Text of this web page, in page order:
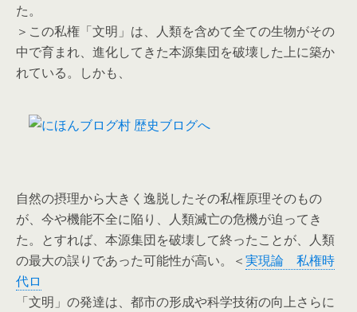
た。
＞この私権「文明」は、人類を含めて全ての生物がその
中で育まれ、進化してきた本源集団を破壊した上に築か
れている。しかも、
自然の摂理から大きく逸脱したその私権原理そのもの
が、今や機能不全に陥り、人類滅亡の危機が迫ってき
た。とすれば、本源集団を破壊して終ったことが、人類
の最大の誤りであった可能性が高い。＜実現論 私権時
代ロ
「文明」の発達は、都市の形成や科学技術の向上さらに